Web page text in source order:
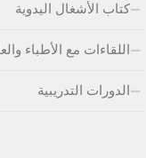
كتاب الأشغال اليدوية
اللقاءات مع الأطباء
الدورات التدريبية